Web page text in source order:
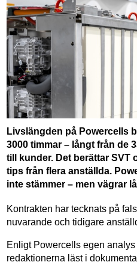
Livslängden på Powercells
3000 timmar – långt från de
till kunder. Det berättar SVT
tips från flera anställda.
inte stämmer – men vägrar
Kontrakten har tecknats på
nuvarande och tidigare
Enligt Powercells egen
redaktionerna läst i